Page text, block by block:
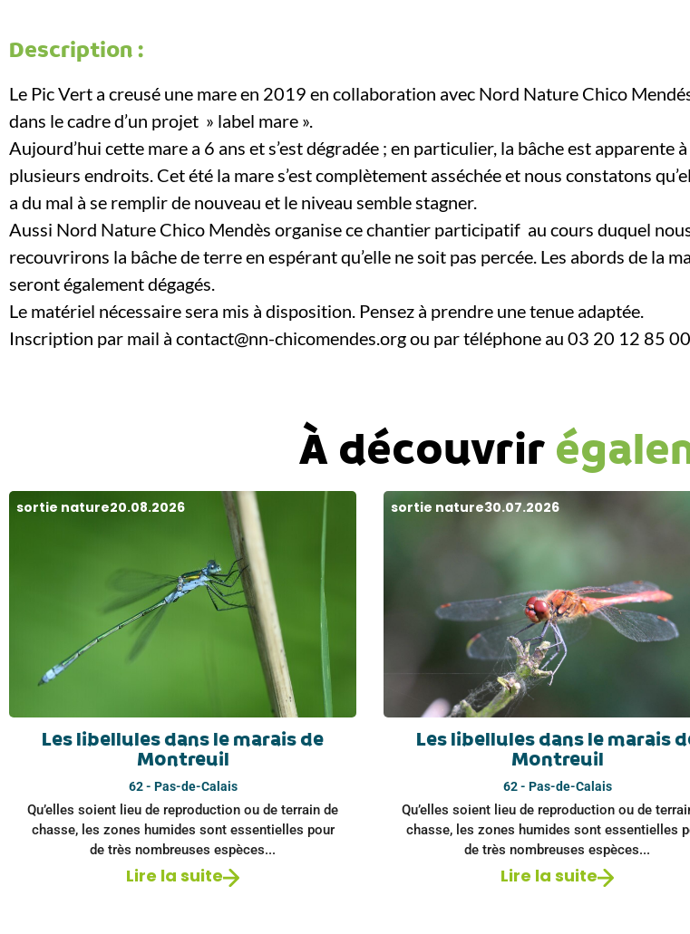
Description :
Le Pic Vert a creusé une mare en 2019 en collaboration avec Nord Nature Chico
dans le cadre d’un projet » label mare ».
Aujourd’hui cette mare a 6 ans et s’est dégradée ; en particulier, la bâche est apparente à
plusieurs endroits. Cet été la mare s’est complètement asséchée et nous constatons
a du mal à se remplir de nouveau et le niveau semble stagner.
Aussi Nord Nature Chico Mendès organise ce chantier participatif au cours duquel
recouvrirons la bâche de terre en espérant qu’elle ne soit pas percée. Les abords de la
seront également dégagés.
Le matériel nécessaire sera mis à disposition. Pensez à prendre une tenue adaptée.
Inscription par mail à contact@nn-chicomendes.org ou par téléphone au 03 20 12 85 00
À découvrir
sortie nature20.08.2026
Les libellules dans le marais de
Montreuil
62 - Pas-de-Calais
Qu’elles soient lieu de reproduction ou de terrain de
chasse, les zones humides sont essentielles pour
de très nombreuses espèces...
Lire la suite
sortie nature30.07.2026
Les libellules dans le marais
Montreuil
62 - Pas-de-Calais
Qu’elles soient lieu de reproduction ou de
chasse, les zones humides sont essentielles
de très nombreuses espèces...
Lire la suite